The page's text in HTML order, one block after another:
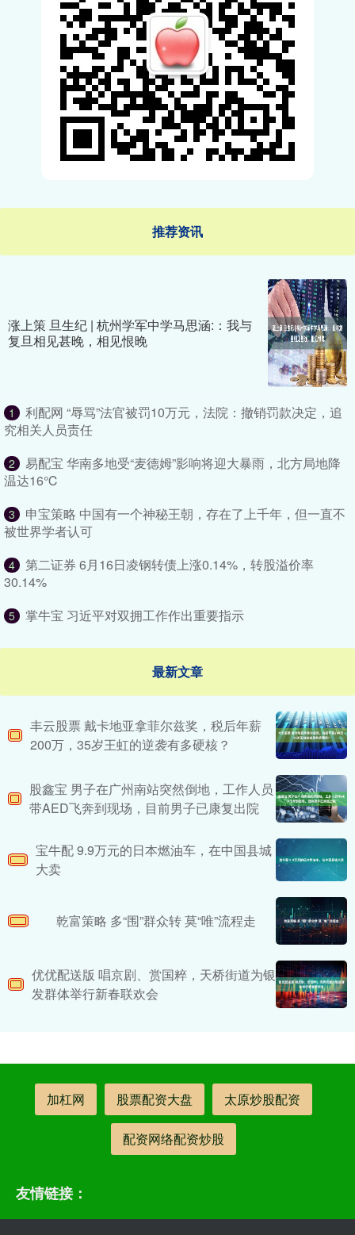
推荐资讯
涨上策 旦生纪 | 杭州学军中学马思涵:：我与
复旦相见甚晚，相见恨晚
1
利配网 “辱骂”法官被罚10万元，法院：撤销罚款决定，追
究相关人员责任
2
易配宝 华南多地受“麦德姆”影响将迎大暴雨，北方局地降
温达16℃
3
申宝策略 中国有一个神秘王朝，存在了上千年，但一直不
被世界学者认可
4
第二证券 6月16日凌钢转债上涨0.14%，转股溢价率
30.14%
5 掌牛宝 习近平对双拥工作作出重要指示
最新文章
丰云股票 戴卡地亚拿菲尔兹奖，税后年薪
200万，35岁王虹的逆袭有多硬核？
股鑫宝 男子在广州南站突然倒地，工作人员
带AED飞奔到现场，目前男子已康复出院
宝牛配 9.9万元的日本燃油车，在中国县城
大卖
乾富策略 多“围”群众转 莫“唯”流程走
优优配送版 唱京剧、赏国粹，天桥街道为银
发群体举行新春联欢会
加杠网 股票配资大盘 太原炒股配资
配资网络配资炒股
友情链接：